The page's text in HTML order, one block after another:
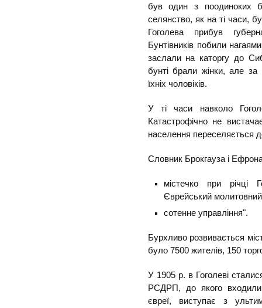
був один з поодиноких
селянство, як на ті часи,
Гоголева прибув
Бунтівників побили
заслали на каторгу до
бунті брали жінки, але
їхніх чоловіків.
У ті часи навколо
Катастрофічно не
населення переселяється
Словник Брокгауза і Ефрона
містечко при річці
Єврейський
сотенне управління".
Бурхливо розвивається
було 7500 жителів, 150
У 1905 р. в Гоголеві
РСДРП, до якого входили
євреї, виступає з